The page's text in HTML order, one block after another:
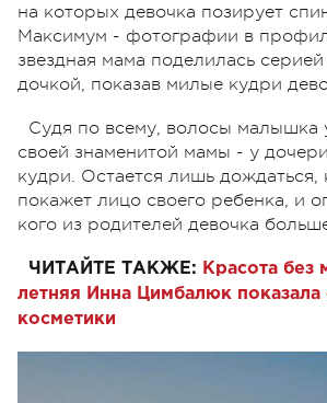
на которых девочка позирует
Максимум - фотографии в
звездная мама поделилась
дочкой, показав милые кудри
Судя по всему, волосы малышка
своей знаменитой мамы - у
кудри. Остается лишь дождаться,
покажет лицо своего ребенка, и
кого из родителей девочка
ЧИТАЙТЕ ТАКЖЕ: Красота без
летняя Инна Цимбалюк показала
косметики